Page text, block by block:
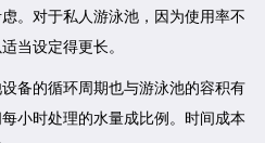
。对于私人游泳池，因为使用率不
当设定得更长。
的循环周期也与游泳池的容积有
小时处理的水量成比例。时间成本